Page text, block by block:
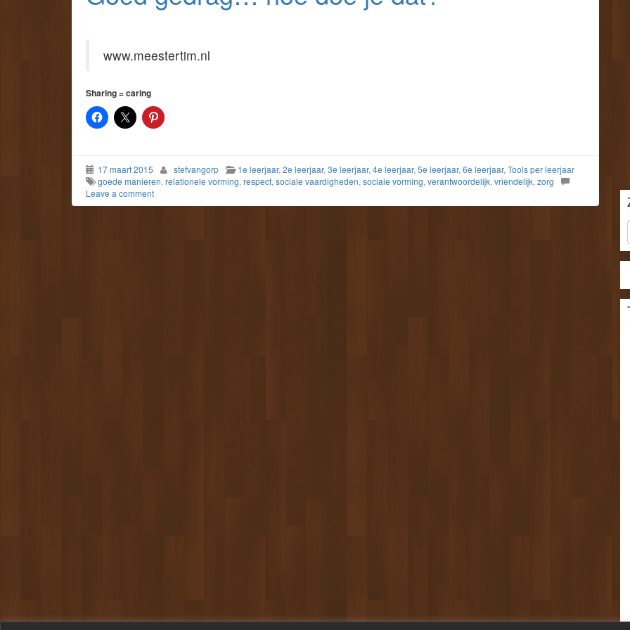
www.meestertim.nl
Sharing = caring
17 maart 2015 stefvangorp 1e leerjaar, 2e leerjaar, 3e leerjaar, 4e leerjaar, 5e leerjaar, 6e leerjaar, Tools per leerjaar
goede manieren, relationele vorming, respect, sociale vaardigheden, sociale vorming, verantwoordelijk, vriendelijk, zorg
Leave a comment